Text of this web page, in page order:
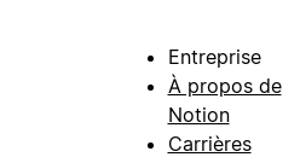
Entreprise
À propos de
Notion
Carrières